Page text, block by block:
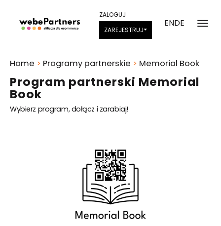
ENDE
ZALOGUJ
ZAREJESTRUJ
Program partnerski Memorial
Book
Wybierz program, dołącz i zarabiaj!
Home > Programy partnerskie > Memorial Book